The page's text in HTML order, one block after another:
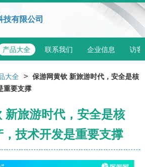
技有限公司
产品大全 联系我们 企业信息 访客
大全 > 保游网黄钦 新旅游时代，安全是核
重要支撑
新旅游时代，安全是核
技术开发是重要支撑